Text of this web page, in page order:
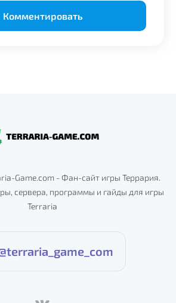
Game.com - Фан-сайт игры Террария.
сервера, программы и гайды для игры
Terraria